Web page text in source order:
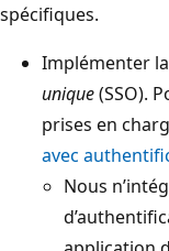
spécifiques.
Implémenter
unique(SSO).
prises en
avec
Nous